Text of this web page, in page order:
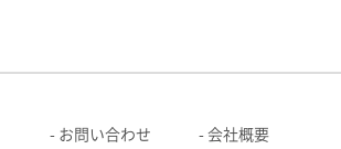
お問い合わせ 会社概要